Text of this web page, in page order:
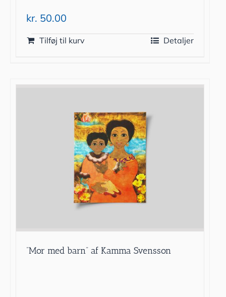
kr. 50.00
Tilføj til kurv Detaljer
”Mor med barn” af Kamma Svensson